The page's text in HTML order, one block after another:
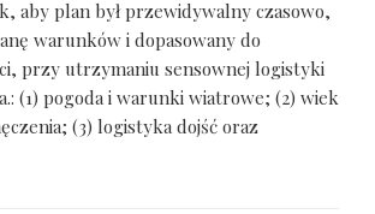
aby plan był przewidywalny czasowo,
warunków i dopasowany do
przy utrzymaniu sensownej logistyki
(1) pogoda i warunki wiatrowe; (2) wiek
(3) logistyka dojść oraz